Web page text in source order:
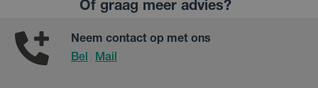
Of graag meer advies?
Neem contact op met ons
Bel
Mail